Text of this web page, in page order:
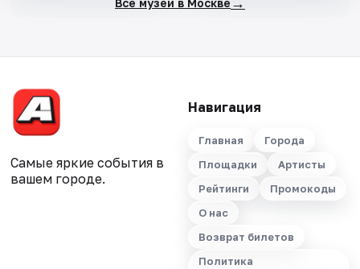
Самые яркие события в
вашем городе.
Навигация
Главная
Города
Площадки
Артисты
Рейтинги
Промокоды
О нас
Возврат билетов
Политика